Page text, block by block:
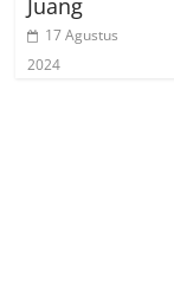
Juang
17 Agustus
2024